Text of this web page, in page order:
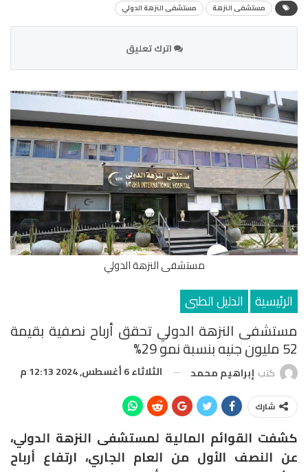
مستشفى النزهة مستشفى النزهة الدولي
اترك تعليق
مستشفى النزهة الدولي
الرئيسية الدليل الطبى
مستشفى النزهة الدولي تحقق أرباح نصفية بقيمة
52 مليون جنيه بنسبة نمو 29%
كتب إبراهيم محمد الثلاثاء 6 أغسطس, 2024 12:13 م
شارك
كشفت القوائم المالية لمستشفى النزهة الدولي،
عن النصف الأول من العام الجاري، ارتفاع أرباح